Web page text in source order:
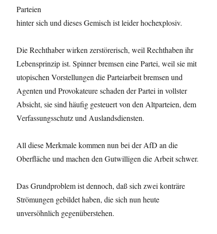
Parteien
hinter sich und dieses Gemisch ist leider hochexplosiv.
Die Rechthaber wirken zerstörerisch, weil Recht­haben ihr
Lebensprinzip ist. Spinner bremsen eine Partei, weil sie mit
utopischen Vorstellungen die Parteiarbeit bremsen und
Agenten und Provokateure schaden der Partei in vollster
Absicht, sie sind häufig gesteuert von den Altparteien, dem
Verfassungs­schutz und Auslandsdiensten.
All diese Merkmale kommen nun bei der AfD an die
Oberfläche und machen den Gutwilligen die Arbeit schwer.
Das Grundproblem ist dennoch, daß sich zwei konträre
Strömungen gebildet haben, die sich nun heute
unversöhnlich gegenüberstehen.